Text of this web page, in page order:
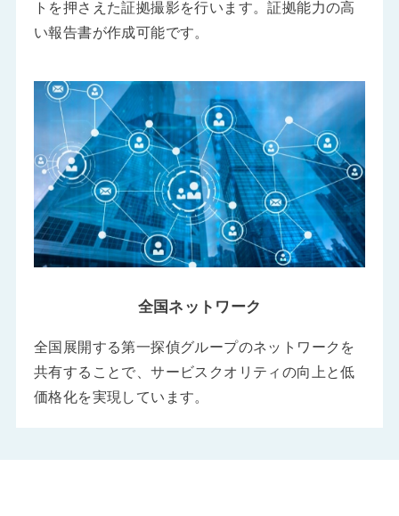
トを押さえた証拠撮影を行います。証拠能力の高
い報告書が作成可能です。
全国ネットワーク
全国展開する第一探偵グループのネットワークを
共有することで、サービスクオリティの向上と低
価格化を実現しています。